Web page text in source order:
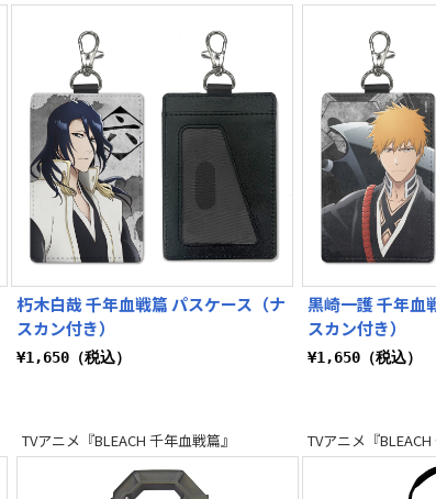
朽木白哉 千年血戦篇 パスケース（ナ
スカン付き）
¥1,650（税込）
黒崎一護 千年血
スカン付き）
¥1,650（税込）
TVアニメ『BLEACH 千年血戦篇』 TVアニメ『BLEACH